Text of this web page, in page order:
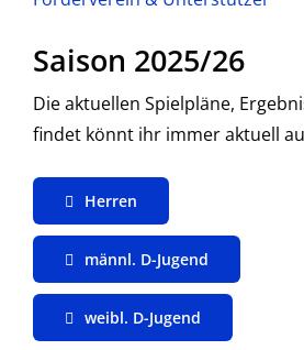
Saison 2025/26
Die aktuellen Spielpläne,
findet könnt ihr immer aktuell
Herren
männl. D-Jugend
weibl. D-Jugend